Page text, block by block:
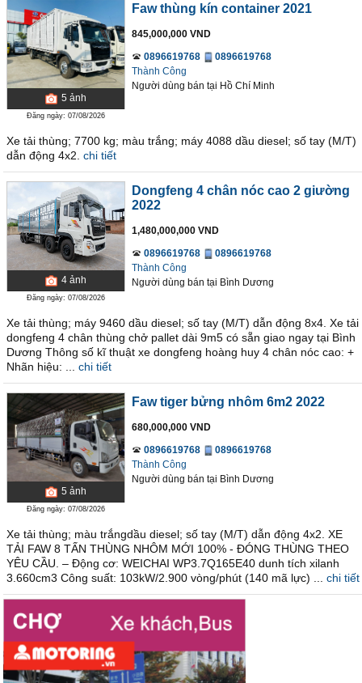
5 ảnh
Đăng ngày: 07/08/2026
Faw thùng kín container 2021
845,000,000 VND
0896619768
0896619768
Thành Công
Người dùng bán tại Hồ Chí Minh
Xe tải thùng; 7700 kg; màu trắng; máy 4088 dầu diesel; số tay (M/T)
dẫn động 4x2. chi tiết
4 ảnh
Đăng ngày: 07/08/2026
Dongfeng 4 chân nóc cao 2 giường
2022
1,480,000,000 VND
0896619768
0896619768
Thành Công
Người dùng bán tại Bình Dương
Xe tải thùng; máy 9460 dầu diesel; số tay (M/T) dẫn động 8x4. Xe tải
dongfeng 4 chân thùng chở pallet dài 9m5 có sẵn giao ngay tại Bình
Dương Thông số kĩ thuật xe dongfeng hoàng huy 4 chân nóc cao: +
Nhãn hiệu: ...
chi tiết
5 ảnh
Đăng ngày: 07/08/2026
Faw tiger bửng nhôm 6m2 2022
680,000,000 VND
0896619768
0896619768
Thành Công
Người dùng bán tại Bình Dương
Xe tải thùng; màu trắngdầu diesel; số tay (M/T) dẫn động 4x2. XE
TẢI FAW 8 TẤN THÙNG NHÔM MỚI 100% - ĐÓNG THÙNG THEO
YÊU CẦU. – Động cơ: WEICHAI WP3.7Q165E40 dunh tích xilanh
3.660cm3 Công suất: 103kW/2.900 vòng/phút (140 mã lực) ...
chi tiết